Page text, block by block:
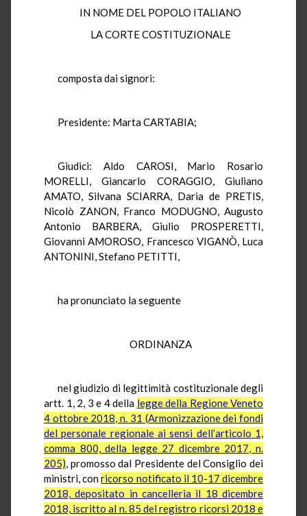
IN NOME DEL POPOLO ITALIANO
LA CORTE COSTITUZIONALE
composta dai signori:
Presidente: Marta CARTABIA;
Giudici: Aldo CAROSI, Mario Rosario
MORELLI, Giancarlo CORAGGIO, Giuliano
AMATO, Silvana SCIARRA, Daria de PRETIS,
Nicolò ZANON, Franco MODUGNO, Augusto
Antonio BARBERA, Giulio PROSPERETTI,
Giovanni AMOROSO, Francesco VIGANÒ, Luca
ANTONINI, Stefano PETITTI,
ha pronunciato la seguente
ORDINANZA
nel giudizio di legittimità costituzionale degli
artt. 1, 2, 3 e 4 della legge della Regione Veneto
4 ottobre 2018, n. 31 (Armonizzazione dei fondi
del personale regionale ai sensi dell’articolo 1,
comma 800, della legge 27 dicembre 2017, n.
205), promosso dal Presidente del Consiglio dei
ministri, conricorso notificato il 10-17 dicembre
2018, depositato in cancelleria il 18 dicembre
2018, iscritto al n. 85 del registro ricorsi 2018 e